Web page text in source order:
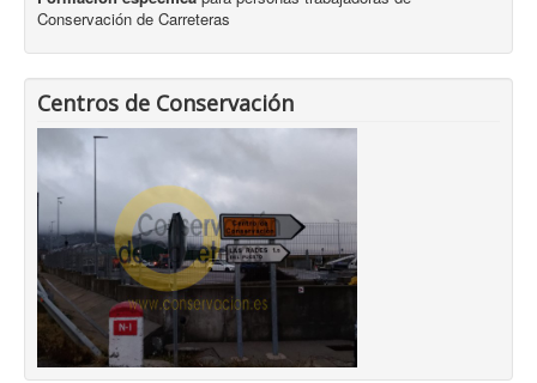
Conservación de Carreteras
Centros de Conservación